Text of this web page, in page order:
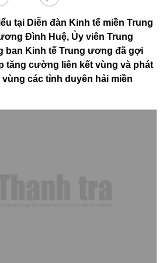
tại Diễn đàn Kinh tế miền Trung
Đình Huệ, Ủy viên Trung
ban Kinh tế Trung ương đã gợi
tăng cường liên kết vùng và phát
các tỉnh duyên hải miền